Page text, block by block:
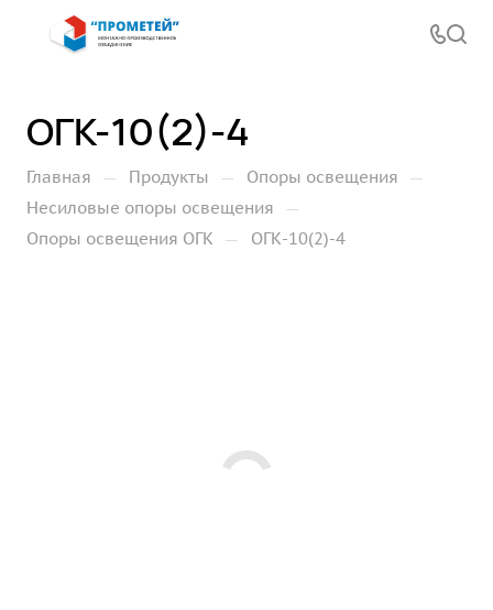
ОГК-10(2)-4
Главная — Продукты — Опоры освещения —
Несиловые опоры освещения —
Опоры освещения ОГК — ОГК-10(2)-4